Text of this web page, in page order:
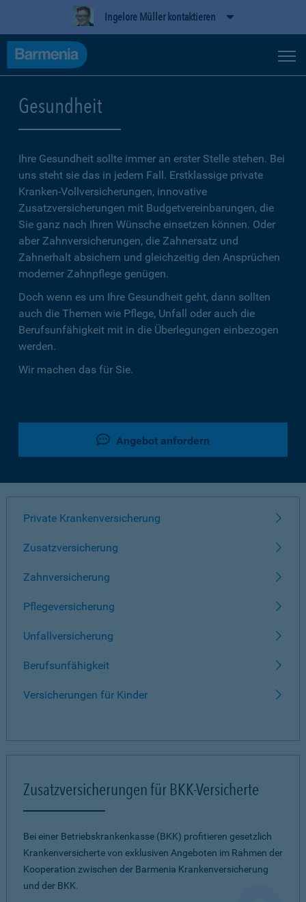
Ingelore Müller kontaktieren
Gesundheit
Ihre Gesundheit sollte immer an erster Stelle stehen. Bei
uns steht sie das in jedem Fall. Erstklassige private
Kranken-Vollversicherungen, innovative
Zusatzversicherungen mit Budgetvereinbarungen, die
Sie ganz nach Ihren Wünsche einsetzen können. Oder
aber Zahnversicherungen, die Zahnersatz und
Zahnerhalt absichern und gleichzeitig den Ansprüchen
moderner Zahnpflege genügen.
Doch wenn es um Ihre Gesundheit geht, dann sollten
auch die Themen wie Pflege, Unfall oder auch die
Berufsunfähigkeit mit in die Überlegungen einbezogen
werden.
Wir machen das für Sie.
Angebot anfordern
Private Krankenversicherung
Zusatzversicherung
Zahnversicherung
Pflegeversicherung
Unfallversicherung
Berufsunfähigkeit
Versicherungen für Kinder
Zusatzversicherungen für BKK-Versicherte
Bei einer Betriebskrankenkasse (BKK) profitieren gesetzlich
Krankenversicherte von exklusiven Angeboten im Rahmen der
Kooperation zwischen der Barmenia Krankenversicherung
und der BKK.